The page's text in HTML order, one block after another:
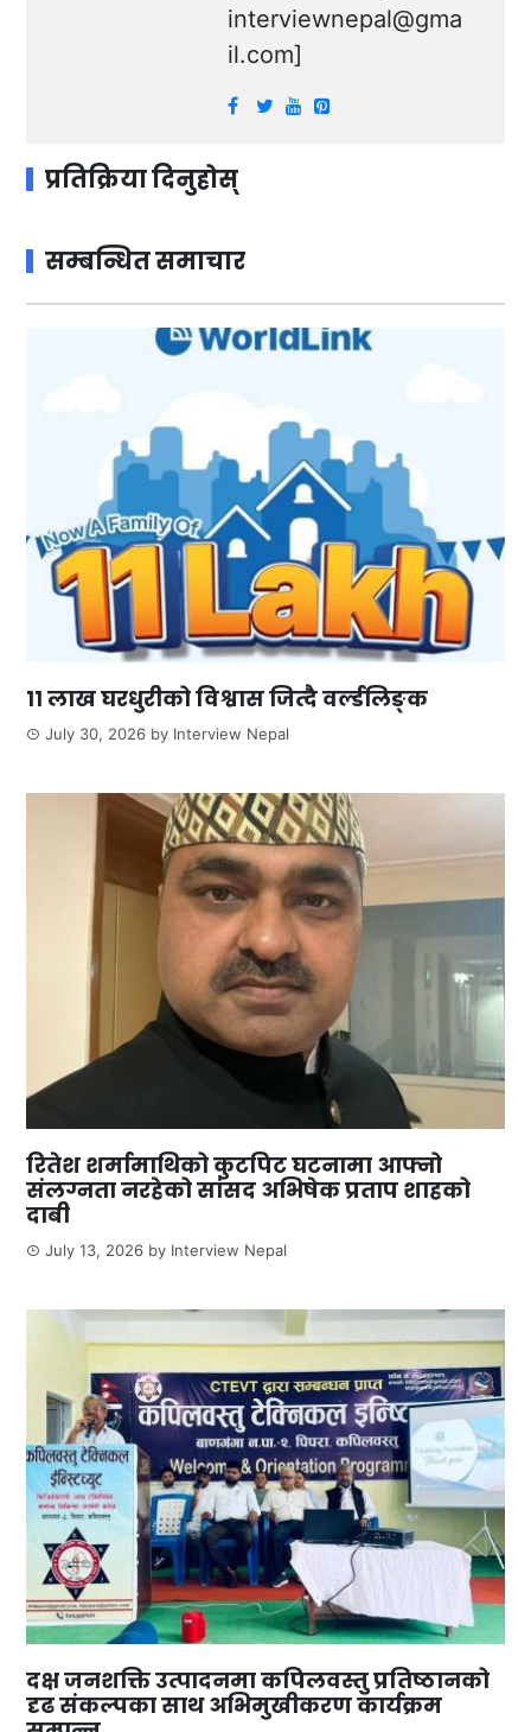
interviewnepal@gma
il.com]
प्रतिक्रिया दिनुहोस्
सम्बन्धित समाचार
११ लाख घरधुरीको विश्वास जित्दै वर्ल्डलिङ्क
July 30, 2026 by Interview Nepal
रितेश शर्मामाथिको कुटपिट घटनामा आफ्नो
संलग्नता नरहेको सांसद अभिषेक प्रताप शाहको
दाबी
July 13, 2026 by Interview Nepal
दक्ष जनशक्ति उत्पादनमा कपिलवस्तु प्रतिष्ठानको
दृढ संकल्पका साथ अभिमुखीकरण कार्यक्रम